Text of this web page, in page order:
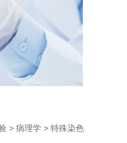
> 病理学 > 特殊染色